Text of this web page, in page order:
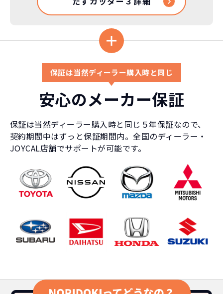
保証は当然ディーラー購入時と同じ
安心のメーカー保証
保証は当然ディーラー購入時と同じ５年保証なので、
契約期間中はずっと保証期間内。全国のディーラー・
JOYCAL店舗でサポートが可能です。